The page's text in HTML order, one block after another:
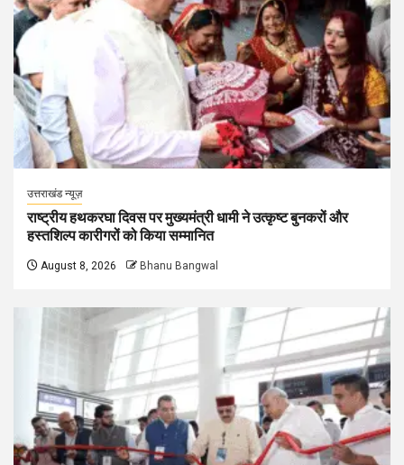
उत्तराखंड न्यूज़
राष्ट्रीय हथकरघा दिवस पर मुख्यमंत्री धामी ने उत्कृष्ट बुनकरों और
हस्तशिल्प कारीगरों को किया सम्मानित
August 8, 2026 Bhanu Bangwal